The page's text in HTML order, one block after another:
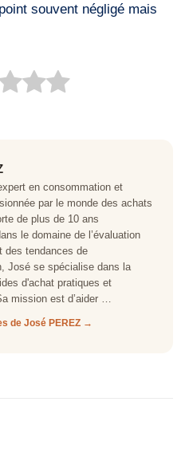
souvent négligé mais
par le monde des achats
de plus de 10 ans
le domaine de l’évaluation
des tendances de
José se spécialise dans la
d'achat pratiques et
mission est d’aider …
de José PEREZ →